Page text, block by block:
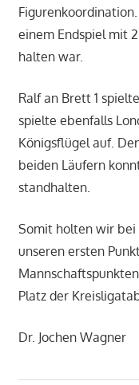
einem Endspiel mit
halten war.
Ralf an Brett 1
spielte ebenfalls
Königsflügel auf.
beiden Läufern
standhalten.
Somit holten wir bei
unseren ersten
Platz der
Dr. Jochen Wagner